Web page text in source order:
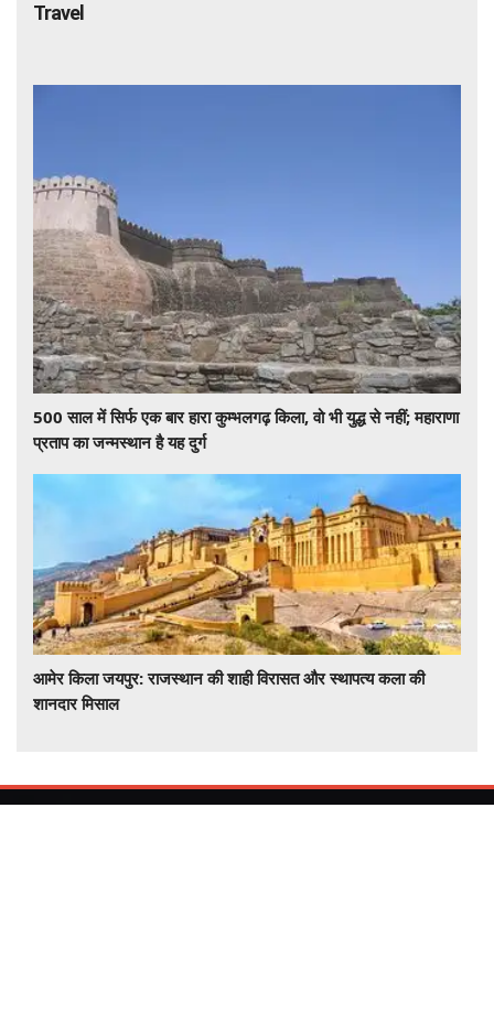
Travel
500 साल में सिर्फ एक बार हारा कुम्भलगढ़ किला, वो भी युद्ध से नहीं; महाराणा
प्रताप का जन्मस्थान है यह दुर्ग
आमेर किला जयपुर: राजस्थान की शाही विरासत और स्थापत्य कला की
शानदार मिसाल